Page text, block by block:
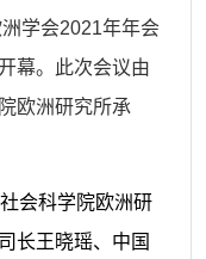
学会2021年年会
幕。此次会议由
欧洲研究所承
会科学院欧洲研
长王晓瑶、中国